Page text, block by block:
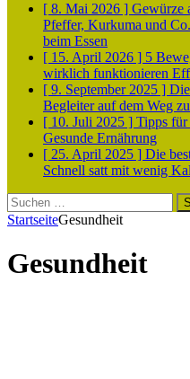
[ 8. Mai 2026 ] Gewürze
Pfeffer, Kurkuma und
beim Essen
[ 15. April 2026 ] 5
wirklich funktionieren
[ 9. September 2025 ]
Begleiter auf dem Weg
[ 10. Juli 2025 ] Tipps für
Gesunde Ernährung
[ 25. April 2025 ] Die
Schnell satt mit wenig
Suchen
nach:
StartseiteGesundheit
Gesundheit